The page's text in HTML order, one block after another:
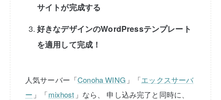
サイトが完成する
好きなデザインのWordPressテンプレート
を適用して完成！
人気サーバー「Conoha WING 」「エックスサーバ
ー 」「mixhost 」なら、
申し込み完了と同時に、